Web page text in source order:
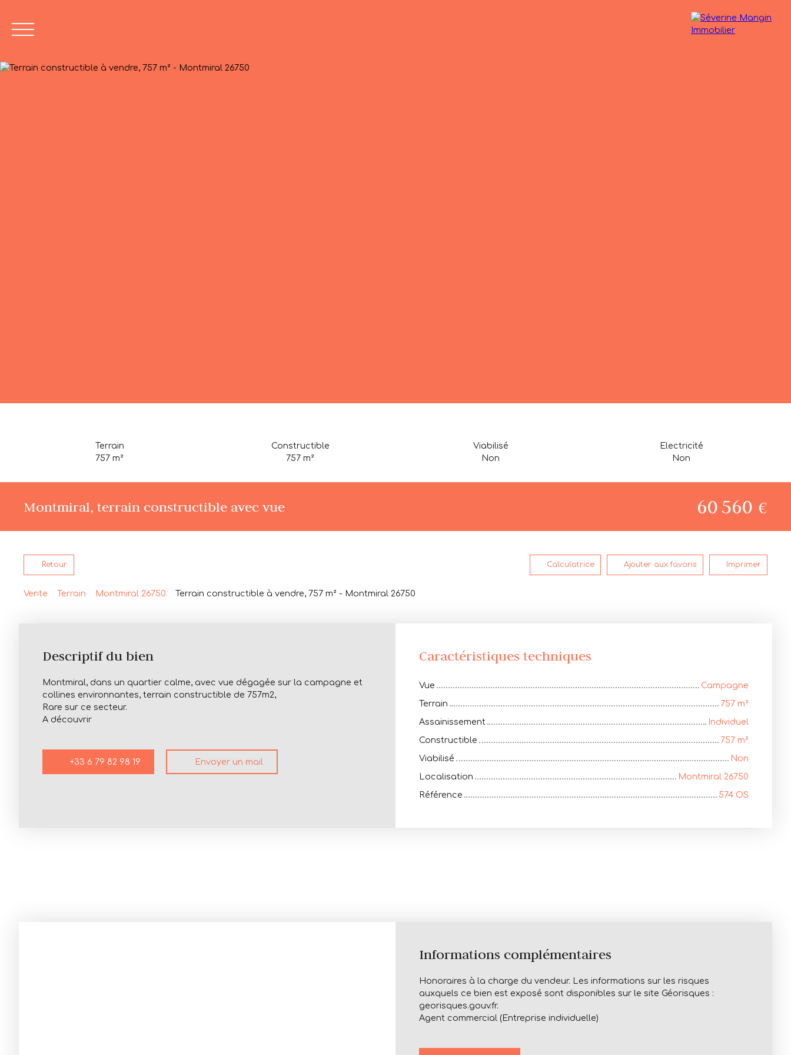
Terrain
757m²
Constructible
757m²
Viabilisé
Non
Electricité
Non
Montmiral, terrain constructible avec vue 60 560 €
Retour Calculatrice Ajouter aux favoris Imprimer
Vente Terrain Montmiral 26750 Terrain constructible à vendre, 757 m² - Montmiral 26750
Descriptif du bien
Montmiral, dans un quartier calme, avec vue dégagée sur la campagne et
collines environnantes, terrain constructible de 757m2,
Rare sur ce secteur.
A découvrir
+33 6 79 82 98 19 Envoyer un mail
Caractéristiques techniques
Vue
Campagne
Terrain
757 m²
Assainissement
Individuel
Constructible
757 m²
Viabilisé
Non
Localisation
Montmiral 26750
Référence
574 OS
Informations complémentaires
Honoraires à la charge du vendeur. Les informations sur les risques
auxquels ce bien est exposé sont disponibles sur le site Géorisques :
georisques.gouv.fr.
Agent commercial (Entreprise individuelle)